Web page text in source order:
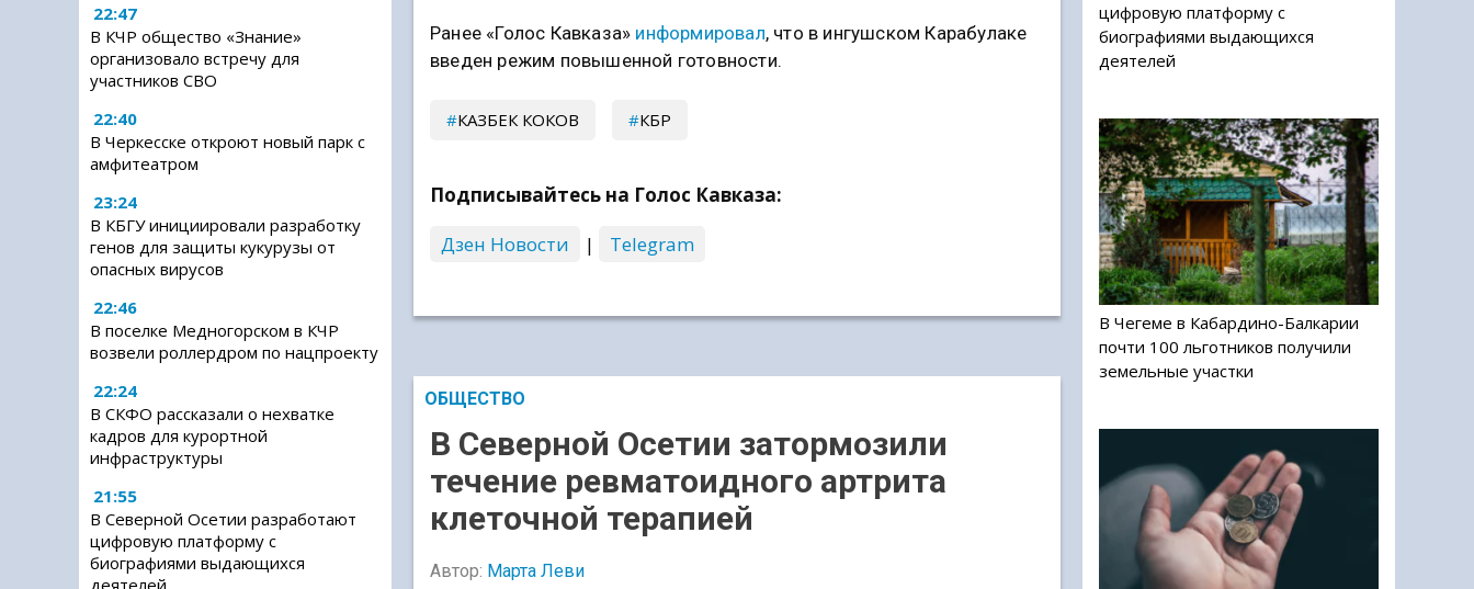
22:47
В КЧР общество «Знание»
организовало встречу для
участников СВО
22:40
В Черкесске откроют новый парк с
амфитеатром
23:24
В КБГУ инициировали разработку
генов для защиты кукурузы от
опасных вирусов
22:46
В поселке Медногорском в КЧР
возвели роллердром по нацпроекту
22:24
В СКФО рассказали о нехватке
кадров для курортной
инфраструктуры
21:55
В Северной Осетии разработают
цифровую платформу с
биографиями выдающихся
деятелей
Ранее «Голос Кавказа» информировал, что в ингушском Карабулаке
введен режим повышенной готовности.
КАЗБЕК КОКОВ КБР
Подписывайтесь на Голос Кавказа:
Дзен Новости
| Telegram
ОБЩЕСТВО
В Северной Осетии затормозили
течение ревматоидного артрита
клеточной терапией
Автор: Марта Леви
цифровую платформу с
биографиями выдающихся
деятелей
В Чегеме в Кабардино-Балкарии
почти 100 льготников получили
земельные участки